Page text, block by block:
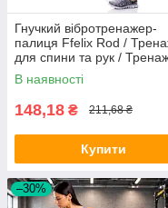
Гнучкий вібротренажер-
палиця Ffelix Rod /
для спини та рук /
для пілатесу
В наявності
148,18 ₴ 211,68 ₴
Купити
–30%